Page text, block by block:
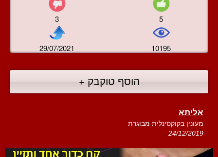
3 5
29/07/2021 10195
הוסף טוקבק +
אליתא
מעונין בקוקסינלית מבוגרת
24/12/2019